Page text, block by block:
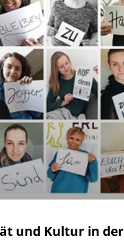
und Kultur in der